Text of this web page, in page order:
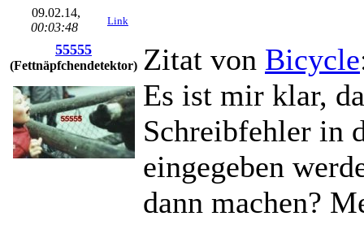
09.02.14,
00:03:48
Link
55555
(Fettnäpfchendetektor) Zitat von Bicycle
Es ist mir klar,
Schreibfehler in
eingegeben
dann machen?